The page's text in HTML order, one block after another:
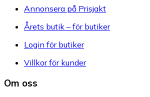
Annonsera på Prisjakt
Årets butik – för butiker
Login för butiker
Villkor för kunder
Om oss